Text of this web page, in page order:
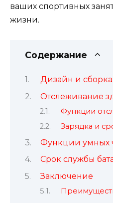
ваших спортивных
жизни.
Содержание
Дизайн и сборка
Отслеживание
Функции
Зарядка и
Функции умных
Срок службы
Заключение